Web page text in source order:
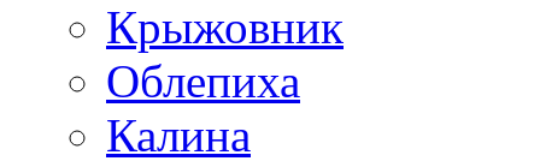
Крыжовник
Облепиха
Калина